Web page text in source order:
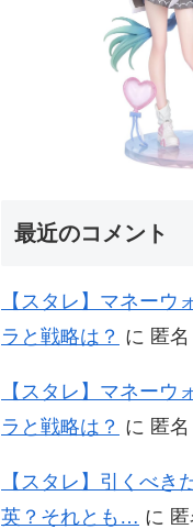
最近のコメント
【スタレ】マネーウ
ラと戦略は？ に 匿名
【スタレ】マネーウ
ラと戦略は？ に 匿名
【スタレ】引くべき
英？それとも… に 匿